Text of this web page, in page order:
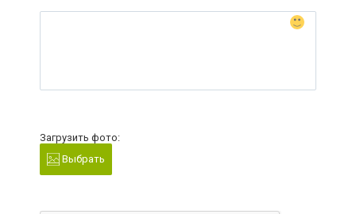
Загрузить фото:
Выбрать